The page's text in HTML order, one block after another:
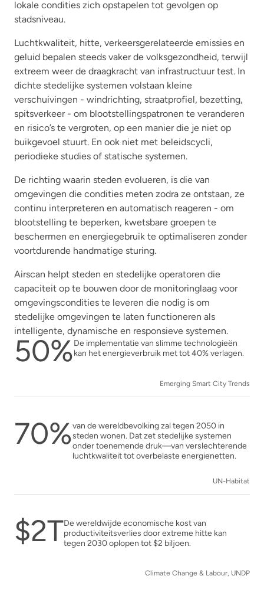
lokale condities zich opstapelen tot gevolgen op
stadsniveau.
Luchtkwaliteit, hitte, verkeersgerelateerde emissies en
geluid bepalen steeds vaker de volksgezondheid, terwijl
extreem weer de draagkracht van infrastructuur test. In
dichte stedelijke systemen volstaan kleine
verschuivingen - windrichting, straatprofiel, bezetting,
spitsverkeer - om blootstellingspatronen te veranderen
en risico’s te vergroten, op een manier die je niet op
buikgevoel stuurt. En ook niet met beleidscycli,
periodieke studies of statische systemen.
De richting waarin steden evolueren, is die van
omgevingen die condities meten zodra ze ontstaan, ze
continu interpreteren en automatisch reageren - om
blootstelling te beperken, kwetsbare groepen te
beschermen en energiegebruik te optimaliseren zonder
voortdurende handmatige sturing.
Airscan helpt steden en stedelijke operatoren die
capaciteit op te bouwen door de monitoringlaag voor
omgevingscondities te leveren die nodig is om
stedelijke omgevingen te laten functioneren als
intelligente, dynamische en responsieve systemen.
50%De implementatie van slimme technologieën
kan het energieverbruik met tot 40% verlagen.
Emerging Smart City Trends
70%van de wereldbevolking zal tegen 2050 in
steden wonen. Dat zet stedelijke systemen
onder toenemende druk—van verslechterende
luchtkwaliteit tot overbelaste energienetten.
UN-Habitat
$2TDe wereldwijde economische kost van
productiviteitsverlies door extreme hitte kan
tegen 2030 oplopen tot $2 biljoen.
Climate Change & Labour, UNDP